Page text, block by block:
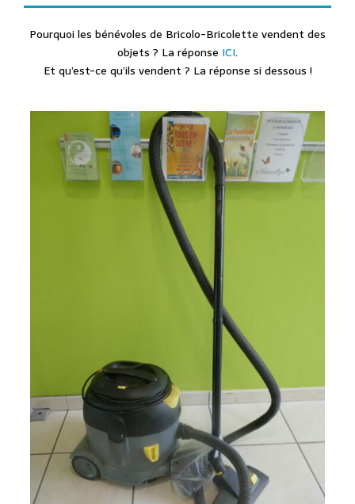
Pourquoi les bénévoles de Bricolo-Bricolette vendent des
objets ? La réponse ICI.
Et qu’est-ce qu’ils vendent ? La réponse si dessous !